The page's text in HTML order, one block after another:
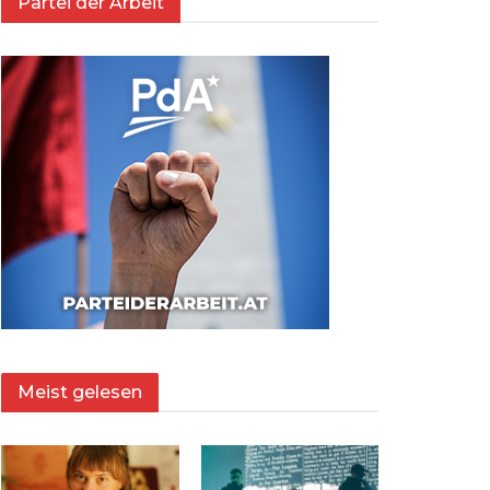
Meist gelesen